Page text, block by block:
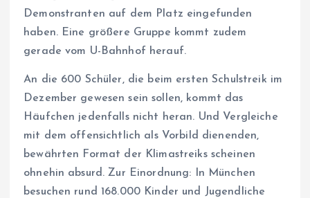
Demonstranten auf dem Platz eingefunden
haben. Eine größere Gruppe kommt zudem
gerade vom U-Bahnhof herauf.
An die 600 Schüler, die beim ersten Schulstreik im
Dezember gewesen sein sollen, kommt das
Häufchen jedenfalls nicht heran. Und Vergleiche
mit dem offensichtlich als Vorbild dienenden,
bewährten Format der Klimastreiks scheinen
ohnehin absurd. Zur Einordnung: In München
besuchen rund 168.000 Kinder und Jugendliche